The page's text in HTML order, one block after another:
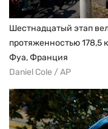
Шестнадцатый этап
протяженностью 178,5
Фуа, Франция
Daniel Cole / AP